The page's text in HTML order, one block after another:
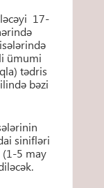
17-
ümumi
tədris
bəzi
sinifləri
(1-5 may